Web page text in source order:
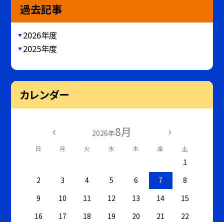
過去記事
2026年度
2025年度
カレンダー
2026年8月
日 月 火 水 木 金 土
1
2
3 4 5 6 7
8
9
10 11 12 13 14
15
16
17 18 19 20 21
22